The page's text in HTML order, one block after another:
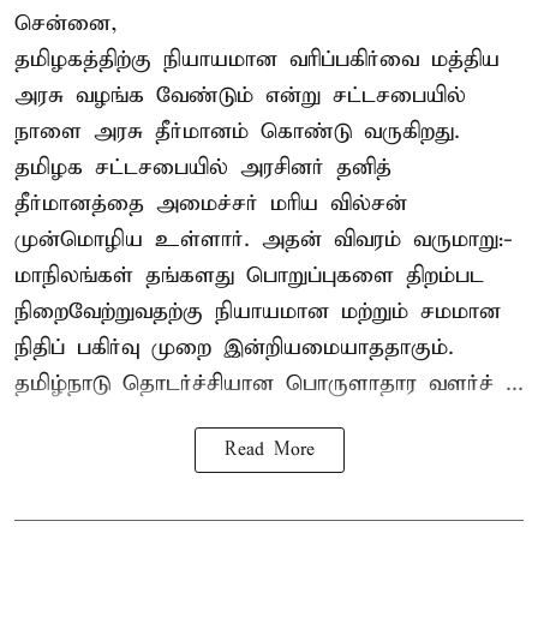
சென்னை,
தமிழகத்திற்கு நியாயமான வரிப்பகிர்வை மத்திய
அரசு வழங்க வேண்டும் என்று சட்டசபையில்
நாளை அரசு தீர்மானம் கொண்டு வருகிறது.
தமிழக சட்டசபையில் அரசினர் தனித்
தீர்மானத்தை அமைச்சர் மரிய வில்சன்
முன்மொழிய உள்ளார். அதன் விவரம் வருமாறு:-
மாநிலங்கள் தங்களது பொறுப்புகளை திறம்பட
நிறைவேற்றுவதற்கு நியாயமான மற்றும் சமமான
நிதிப் பகிர்வு முறை இன்றியமையாததாகும்.
தமிழ்நாடு தொடர்ச்சியான பொருளாதார வளர்ச் ...
Read More